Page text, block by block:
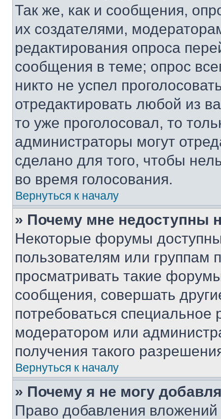
Так же, как и сообщения,
их создателями,
редактирования опроса
сообщения в теме; опрос
никто не успел
отредактировать любой из
то уже проголосовал, то
администраторы могут
сделано для того, чтобы
во время голосования.
Вернуться к началу
» Почему мне недоступны
Некоторые форумы
пользователям или группам
просматривать такие
сообщения, совершать
потребоваться
модератором или
получения такого
Вернуться к началу
» Почему я не могу
Право добавления